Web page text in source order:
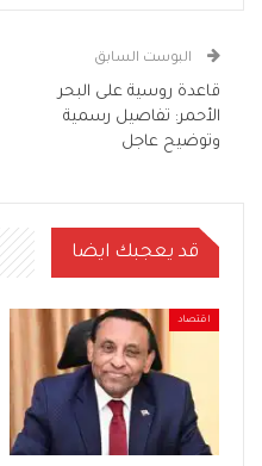
البوست السابق
قاعدة روسية على البحر
الأحمر: تفاصيل رسمية
وتوضيح عاجل
قد يعجبك ايضا
اقتصاد